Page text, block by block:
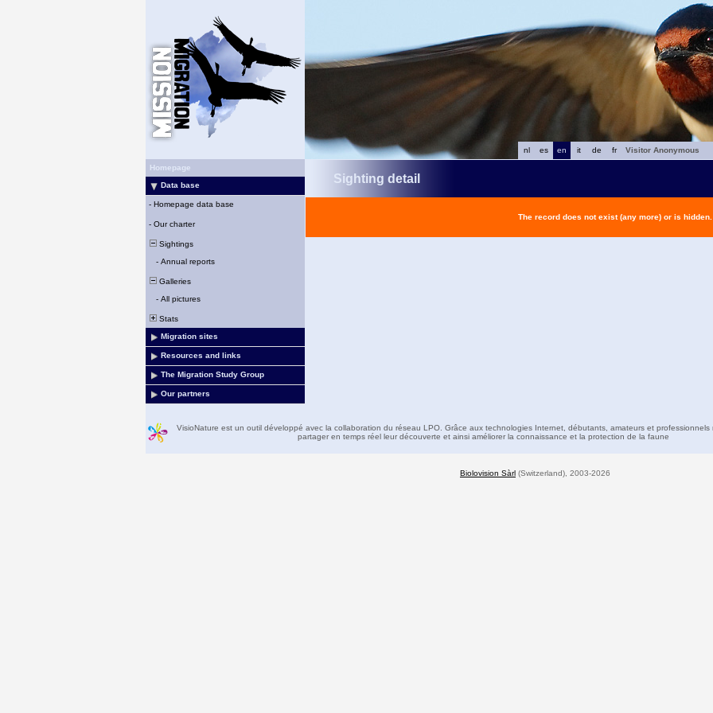
fr
de
it
en
es
nl
Visitor Anonymous
Homepage
Data base
- Homepage data base
- Our charter
Sightings
- Annual reports
Galleries
- All pictures
Stats
Migration sites
Resources and links
The Migration Study Group
Our partners
Sighting detail
The record does not exist (any more) or is hidden.
VisioNature est un outil développé avec la collaboration du réseau LPO. Grâce aux technologies Internet, débutants, amateurs et professionnels
partager en temps réel leur découverte et ainsi améliorer la connaissance et la protection de la faune
Biolovision Sàrl (Switzerland), 2003-2026